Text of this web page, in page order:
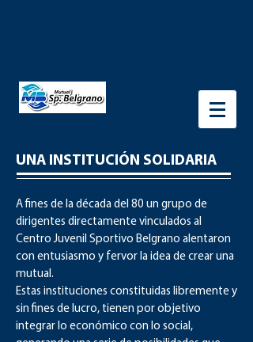
UNA INSTITUCIÓN SOLIDARIA
A fines de la década del 80 un grupo de
dirigentes directamente vinculados al
Centro Juvenil Sportivo Belgrano alentaron
con entusiasmo y fervor la idea de crear una
mutual.
Estas instituciones constituidas libremente y
sin fines de lucro, tienen por objetivo
integrar lo económico con lo social,